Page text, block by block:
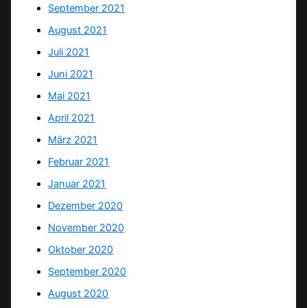
September 2021
August 2021
Juli 2021
Juni 2021
Mai 2021
April 2021
März 2021
Februar 2021
Januar 2021
Dezember 2020
November 2020
Oktober 2020
September 2020
August 2020